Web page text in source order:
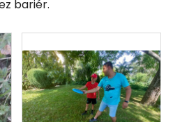
bariér.